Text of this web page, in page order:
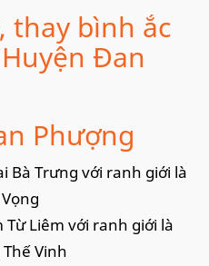
thay bình ắc
Đan
Phượng
Bà Trưng với ranh giới là
Từ Liêm với ranh giới là
Vinh